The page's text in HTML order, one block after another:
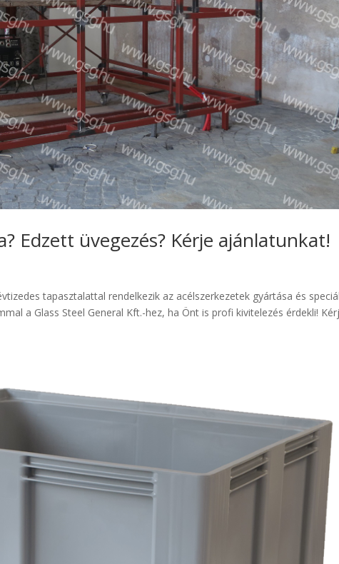
Edzett üvegezés? Kérje ajánlatunkat!
tapasztalattal rendelkezik az acélszerkezetek gyártása és
a Glass Steel General Kft.-hez, ha Önt is profi kivitelezés érdekli!